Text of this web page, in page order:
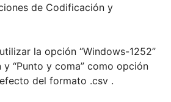
de Codificación y
la opción “Windows-1252”
“Punto y coma” como opción
del formato .csv .